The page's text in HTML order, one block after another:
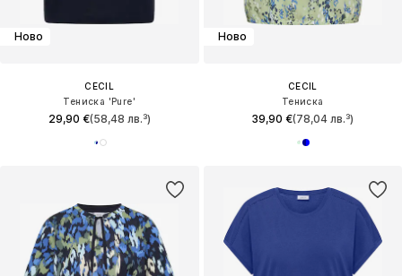
Ново
CECIL
Тениска 'Pure'
29,90 €(58,48 лв.³)
Ново
CECIL
Тениска
39,90 €(78,04 лв.³)